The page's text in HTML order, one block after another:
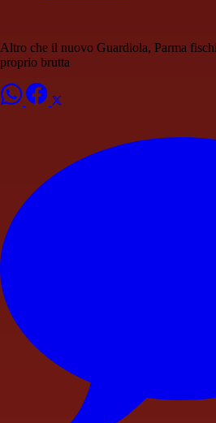
Altro che il nuovo Guardiola, Parma
proprio brutta